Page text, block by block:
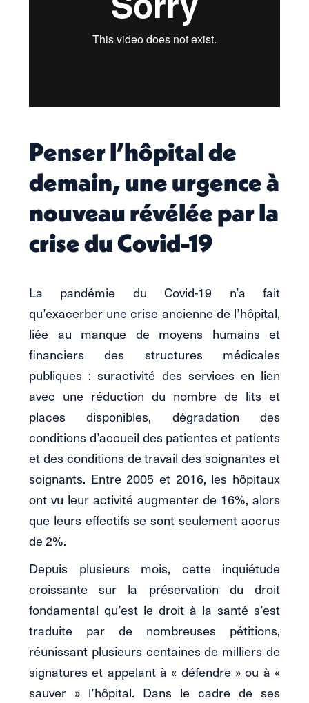
Penser l’hôpital de
demain, une urgence à
nouveau révélée par la
crise du Covid-19
La pandémie du Covid-19 n’a fait
qu’exacerber une crise ancienne de l’hôpital,
liée au manque de moyens humains et
financiers des structures médicales
publiques : suractivité des services en lien
avec une réduction du nombre de lits et
places disponibles, dégradation des
conditions d’accueil des patientes et patients
et des conditions de travail des soignantes et
soignants. Entre 2005 et 2016, les hôpitaux
ont vu leur activité augmenter de 16%, alors
que leurs effectifs se sont seulement accrus
de 2%.
Depuis plusieurs mois, cette inquiétude
croissante sur la préservation du droit
fondamental qu’est le droit à la santé s’est
traduite par de nombreuses pétitions,
réunissant plusieurs centaines de milliers de
signatures et appelant à « défendre » ou à «
sauver » l’hôpital. Dans le cadre de ses